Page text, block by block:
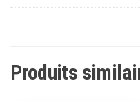
Produits